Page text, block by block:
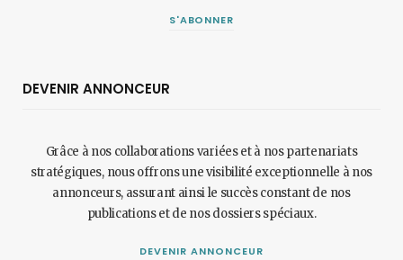
S'ABONNER
DEVENIR ANNONCEUR
Grâce à nos collaborations variées et à nos partenariats
stratégiques, nous offrons une visibilité exceptionnelle à nos
annonceurs, assurant ainsi le succès constant de nos
publications et de nos dossiers spéciaux.
DEVENIR ANNONCEUR